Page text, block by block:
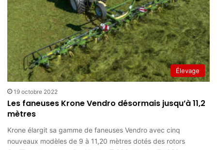
Élevage
19 octobre 2022
Les faneuses Krone Vendro désormais jusqu’à 11,2
mètres
Krone élargit sa gamme de faneuses Vendro avec cinq
nouveaux modèles de 9 à 11,20 mètres dotés des rotors